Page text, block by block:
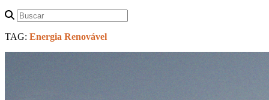
TAG: Energia Renovável